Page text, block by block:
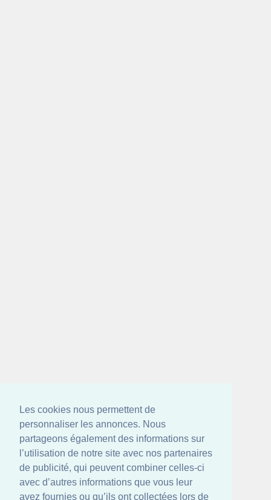
Les cookies nous permettent de
personnaliser les annonces. Nous
partageons également des informations sur
l’utilisation de notre site avec nos partenaires
de publicité, qui peuvent combiner celles-ci
avec d’autres informations que vous leur
avez fournies ou qu’ils ont collectées lors de